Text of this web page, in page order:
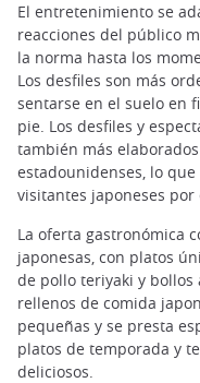
El entretenimiento se
reacciones del público
la norma hasta los
Los desfiles son más
sentarse en el suelo en
pie. Los desfiles y
también más
estadounidenses, lo
visitantes japoneses
La oferta gastronómica
japonesas, con platos
de pollo teriyaki y bollos
rellenos de comida
pequeñas y se presta
platos de temporada y
deliciosos.